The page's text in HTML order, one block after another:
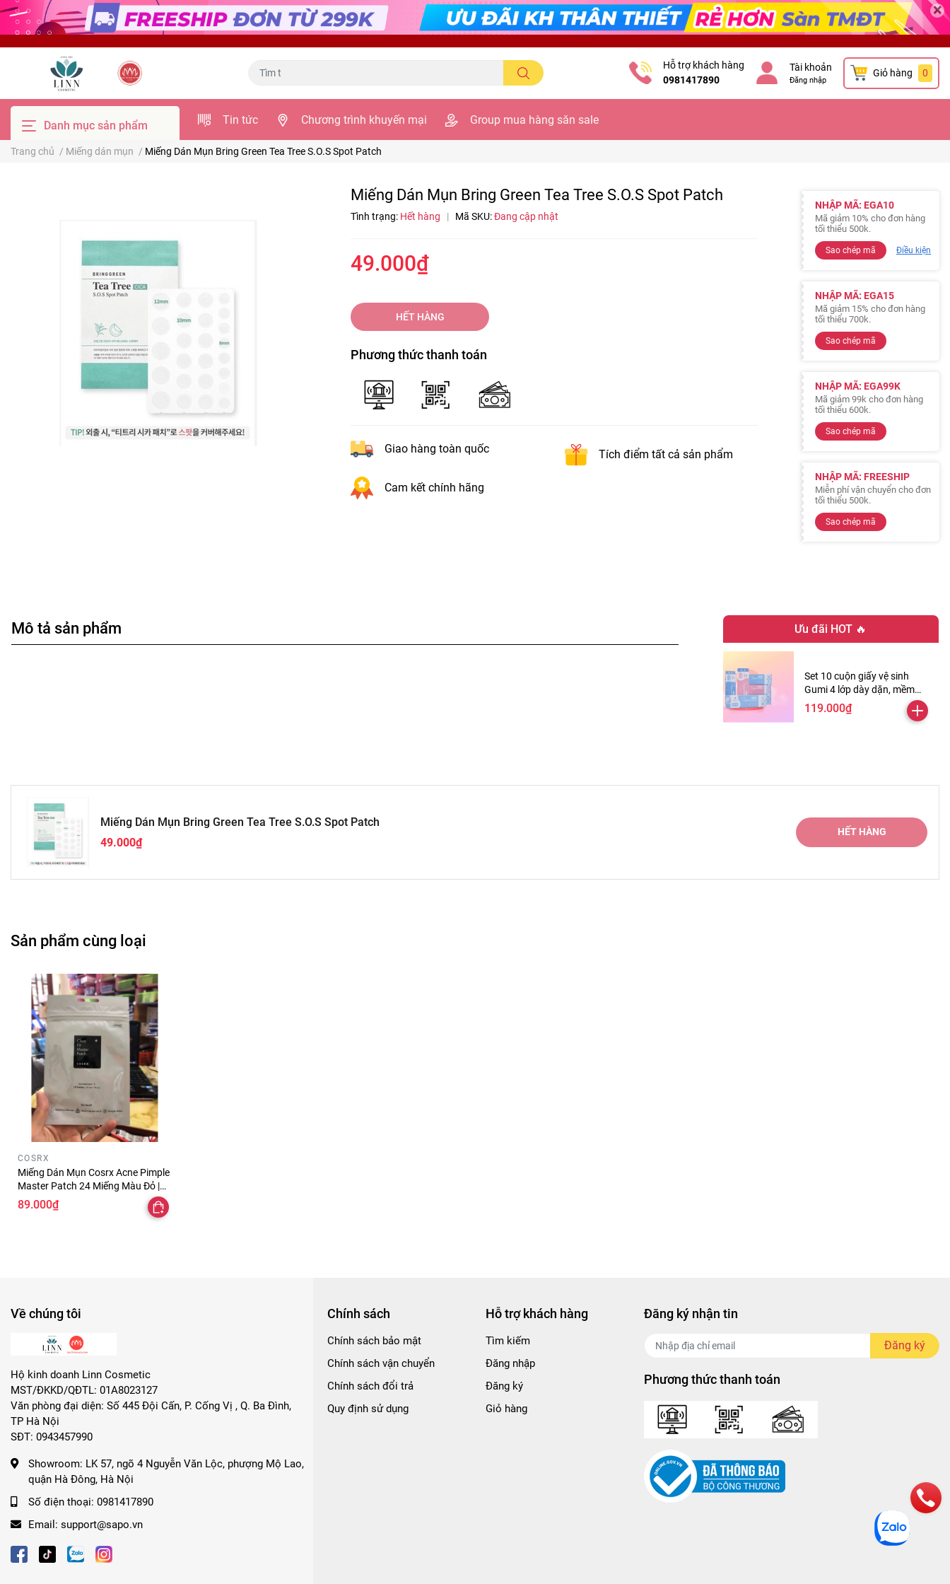
×
Hỗ trợ khách hàng
0981417890
Tài khoản
Đăng nhập
Giỏ hàng 0
Danh mục sản phẩm Tin tức Chương trình khuyến mại Group mua hàng săn sale
Trang chủ / Miếng dán mụn / Miếng Dán Mụn Bring Green Tea Tree S.O.S Spot Patch
Miếng Dán Mụn Bring Green Tea Tree S.O.S Spot Patch
Tình trạng: Hết hàng | Mã SKU:Đang cập nhật
49.000₫
HẾT HÀNG
Phương thức thanh toán
Giao hàng toàn quốc Tích điểm tất cả sản phẩm
Cam kết chính hãng
NHẬP MÃ: EGA10
Mã giảm 10% cho đơn hàng
tối thiểu 500k.
Sao chép mã Điều kiện
NHẬP MÃ: EGA15
Mã giảm 15% cho đơn hàng
tối thiểu 700k.
Sao chép mã
NHẬP MÃ: EGA99K
Mã giảm 99k cho đơn hàng
tối thiểu 600k.
Sao chép mã
NHẬP MÃ: FREESHIP
Miễn phí vận chuyển cho đơn
tối thiểu 500k.
Sao chép mã
Mô tả sản phẩm Ưu đãi HOT 🔥
Set 10 cuộn giấy vệ sinh
Gumi 4 lớp dày dặn, mềm
mịn ( Tặng kèm 2 cuộn )
119.000₫
Miếng Dán Mụn Bring Green Tea Tree S.O.S Spot Patch
49.000₫
HẾT HÀNG
Sản phẩm cùng loại
COSRX
Miếng Dán Mụn Cosrx Acne Pimple
Master Patch 24 Miếng Màu Đỏ |
Hút Mụn Clear Fit Master Patch 18
Miếng Màu Đen
89.000₫
Về chúng tôi
Hộ kinh doanh Linn Cosmetic
MST/ĐKKD/QĐTL: 01A8023127
Văn phòng đại diện: Số 445 Đội Cấn, P. Cống Vị , Q. Ba Đình,
TP Hà Nội
SĐT: 0943457990
Showroom: LK 57, ngõ 4 Nguyễn Văn Lộc, phượng Mộ Lao,
quận Hà Đông, Hà Nội
Số điện thoại: 0981417890
Email: support@sapo.vn
Chính sách
Chính sách bảo mật
Chính sách vận chuyển
Chính sách đổi trả
Quy định sử dụng
Hỗ trợ khách hàng
Tìm kiếm
Đăng nhập
Đăng ký
Giỏ hàng
Đăng ký nhận tin
Đăng ký
Phương thức thanh toán